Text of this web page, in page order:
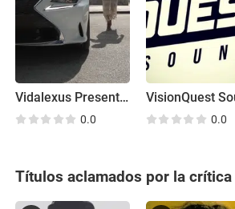
Vidalexus Presents: Reengineering Popular Music with Raquel Sofía
0.0
VisionQuest
0.0
Títulos aclamados por la crítica